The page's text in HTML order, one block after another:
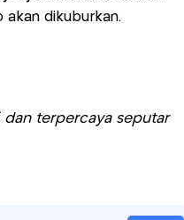
akan dikuburkan.
dan terpercaya seputar